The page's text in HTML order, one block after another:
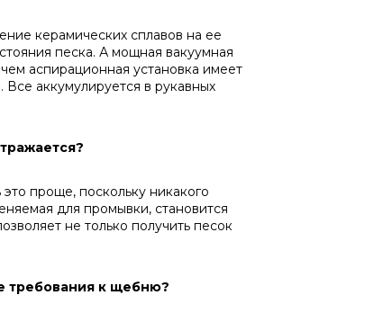
керамических сплавов на ее
песка. А мощная вакуумная
аспирационная установка имеет
аккумулируется в рукавных
проще, поскольку никакого
для промывки, становится
не только получить песок
требования к щебню?